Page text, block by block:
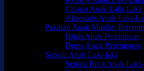
Celana Anak Laki-Laki
Aksesoris Anak Laki-
Pakaian Anak Muslim
Hijab Anak Perempuan
Dress Anak Perempuan
Sepatu Anak Laki-laki
Sepatu Boot Anak